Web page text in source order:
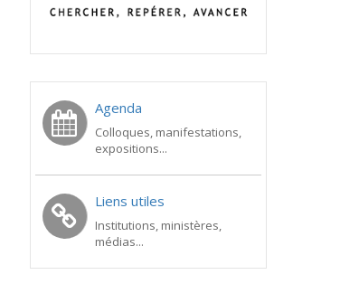
Agenda
Colloques, manifestations,
expositions...
Liens utiles
Institutions, ministères,
médias...